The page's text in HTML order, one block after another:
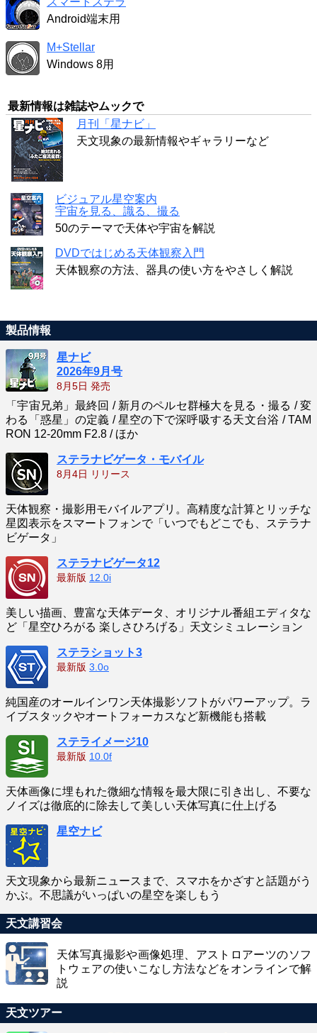
Android端末用
M+Stellar
Windows 8用
最新情報は雑誌やムックで
月刊「星ナビ」
天文現象の最新情報やギャラリーなど
ビジュアル星空案内
宇宙を見る、識る、撮る
50のテーマで天体や宇宙を解説
DVDではじめる天体観察入門
天体観察の方法、器具の使い方をやさしく解説
製品情報
星ナビ
2026年9月号
8月5日 発売
「宇宙兄弟」最終回 / 新月のペルセ群極大を見る・撮る / 変
わる「惑星」の定義 / 星空の下で深呼吸する天文台浴 / TAM
RON 12-20mm F2.8 / ほか
ステラナビゲータ・モバイル
8月4日 リリース
天体観察・撮影用モバイルアプリ。高精度な計算とリッチな
星図表示をスマートフォンで「いつでもどこでも、ステラナ
ビゲータ」
ステラナビゲータ12
最新版 12.0i
美しい描画、豊富な天体データ、オリジナル番組エディタな
ど「星空ひろがる 楽しさひろげる」天文シミュレーション
ステラショット3
最新版 3.0o
純国産のオールインワン天体撮影ソフトがパワーアップ。ラ
イブスタックやオートフォーカスなど新機能も搭載
ステライメージ10
最新版 10.0f
天体画像に埋もれた微細な情報を最大限に引き出し、不要な
ノイズは徹底的に除去して美しい天体写真に仕上げる
星空ナビ
天文現象から最新ニュースまで、スマホをかざすと話題がう
かぶ。不思議がいっぱいの星空を楽しもう
天文講習会
天体写真撮影や画像処理、アストロアーツのソフ
トウェアの使いこなし方法などをオンラインで解
説
天文ツアー